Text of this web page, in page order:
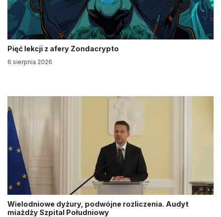
Pięć lekcji z afery Zondacrypto
6 sierpnia 2026
Wielodniowe dyżury, podwójne rozliczenia. Audyt
miażdży Szpital Południowy